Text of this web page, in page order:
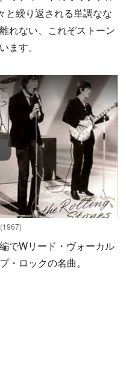
と繰り返される単調なな
れない、これぞストーン
ます。
でWリード・ヴォーカル
・ロックの名曲。